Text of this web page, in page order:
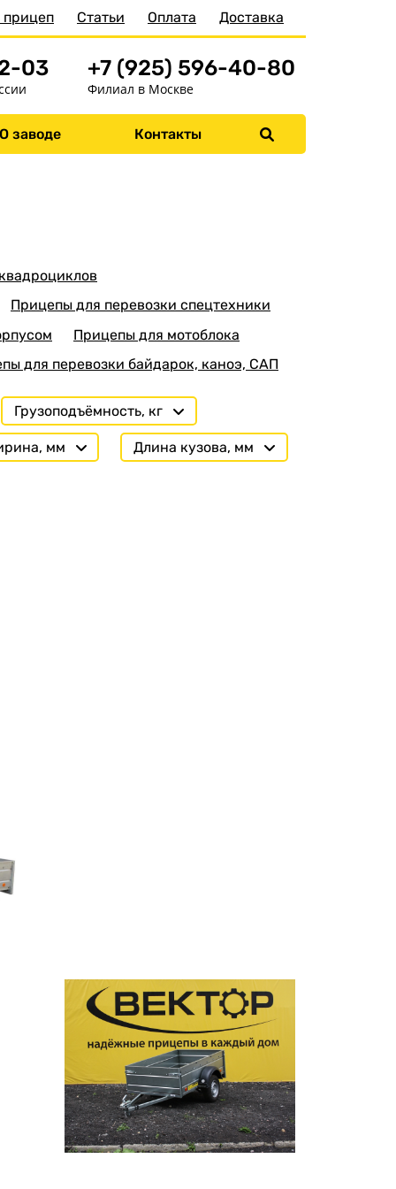
Меню
Спец. назначения
Одноосные
Двухосные
квадроциклов
Прицепы для
гидроциклов
Хоз. товары
Дилеры
О заводе
Контакты
Тюнинг прицепов
Получить прицеп
прицеп Статьи Оплата Доставка
03 +7 (925) 596-40-80
Филиал в Москве
О заводе Контакты
Прицепы для перевозки спецтехники
Прицепы для мотоблока
для перевозки байдарок, каноэ, САП
Грузоподъёмность, кг
мм Длина кузова, мм